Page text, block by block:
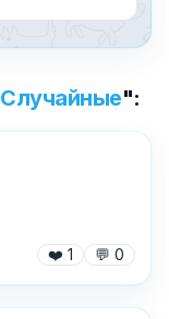
Случайные":
❤️ 1 💬 0